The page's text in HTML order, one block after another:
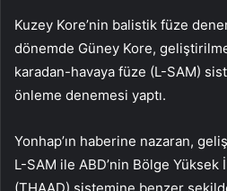
Kuzey Kore’nin balistik füze
dönemde Güney Kore,
karadan-havaya füze (L-SAM)
önleme denemesi yaptı.
Yonhap’ın haberine nazaran,
L-SAM ile ABD’nin Bölge Yüksek